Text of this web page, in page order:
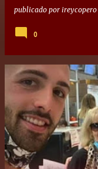
publicado por ireycopero
0